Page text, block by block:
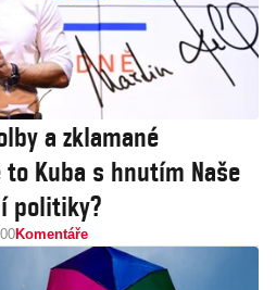
a zklamané
Kuba s hnutím Naše
politiky?
Komentáře